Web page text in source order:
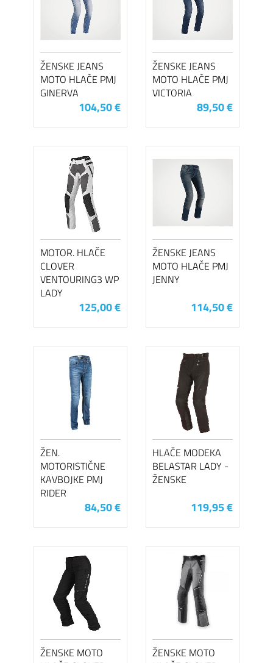
ŽENSKE JEANS
MOTO HLAČE PMJ
GINERVA
104,50 €
ŽENSKE JEANS
MOTO HLAČE PMJ
VICTORIA
89,50 €
MOTOR. HLAČE
CLOVER
VENTOURING3 WP
LADY
125,00 €
ŽENSKE JEANS
MOTO HLAČE PMJ
JENNY
114,50 €
ŽEN.
MOTORISTIČNE
KAVBOJKE PMJ
RIDER
84,50 €
HLAČE MODEKA
BELASTAR LADY -
ŽENSKE
119,95 €
ŽENSKE MOTO
ŽENSKE MOTO